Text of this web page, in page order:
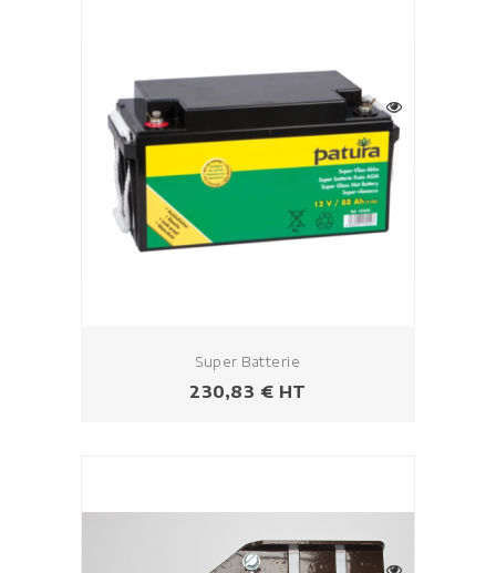
Super Batterie
Prix
230,83 € HT